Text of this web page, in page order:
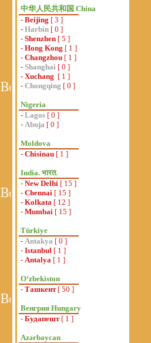
中华人民共和国 China
- Beijing [ 3 ]
- Harbin [ 0 ]
- Shenzhen [ 5 ]
- Hong Kong [ 1 ]
- Changzhou [ 1 ]
- Shanghai [ 0 ]
- Xuchang [ 1 ]
- Chongqing [ 0 ]
Nigeria
- Lagos [ 0 ]
- Abuja [ 0 ]
Moldova
- Chisinau [ 1 ]
India. भारत.
- New Delhi [ 15 ]
- Chennai [ 15 ]
- Kolkata [ 12 ]
- Mumbai [ 15 ]
Türkiye
- Antakya [ 0 ]
- Istanbul [ 1 ]
- Antalya [ 1 ]
Oʻzbekiston
- Ташкент[ 50 ]
Венгрия Hungary
- Будапешт[ 1 ]
Azərbaycan